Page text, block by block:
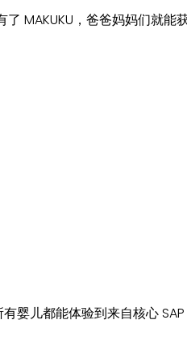
MAKUKU，爸爸妈妈们就能
婴儿都能体验到来自核心